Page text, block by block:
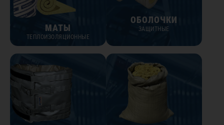
МАТЫ
ТЕПЛОИЗОЛЯЦИОННЫЕ
ОБОЛОЧКИ
ЗАЩИТНЫЕ